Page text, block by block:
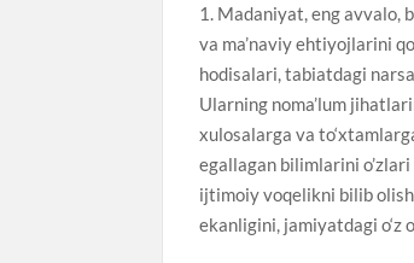
1. Madaniyat, eng avvalo,
va ma’naviy ehtiyojlarini
hodisalari, tabiatdagi
Ularning noma’lum
xulosalarga va
egallagan bilimlarini
ijtimoiy voqelikni bilib
ekanligini, jamiyatdagi o‘z